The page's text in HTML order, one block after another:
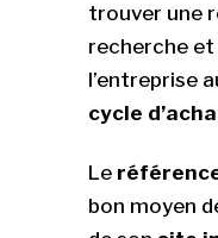
trouver une
recherche et
l’entreprise
cycle
Le
bon moyen